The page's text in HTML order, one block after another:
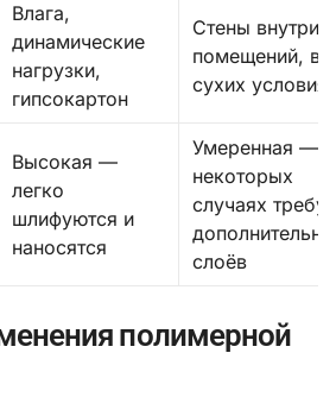
Влага,
динамические
нагрузки,
гипсокартон
Стены внутри
помещений, в
сухих
Высокая —
легко
шлифуются и
наносятся
Умеренная — в
некоторых
случаях
слоёв
полимерной